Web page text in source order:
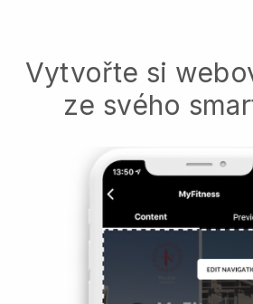
Vytvořte si
ze svého